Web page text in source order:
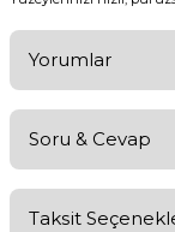
Yorumlar
Soru & Cevap
Taksit